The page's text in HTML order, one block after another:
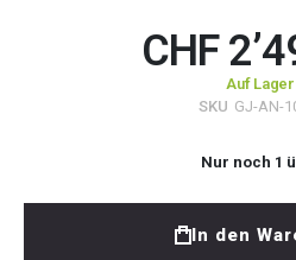
CHF
Auf Lager
SKU GJ-AN-
Nur noch 1
In den